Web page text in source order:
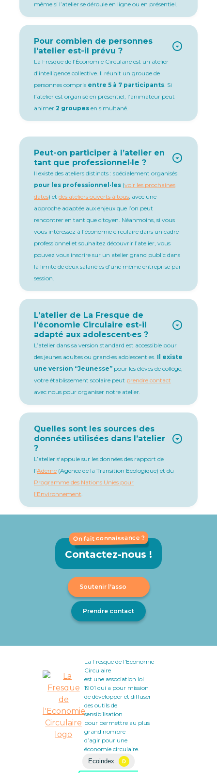
même si l’atelier se déroule en ligne ou en présentiel.
Pour combien de personnes
l'atelier est-il prévu ?
La Fresque de l'Économie Circulaire est un atelier
d’intelligence collective. Il réunit un groupe de
personnes compris entre 5 à 7 participants. Si
l’atelier est organisé en présentiel, l’animateur peut
animer 2 groupes en simultané.
Peut-on participer à l’atelier en
tant que professionnel·le ?
Il existe des ateliers distincts : spécialement organisés
pour les professionnel·les (voir les prochaines
dates) et des ateliers ouverts à tous, avec une
approche adaptée aux enjeux que l’on peut
rencontrer en tant que citoyen. Néanmoins, si vous
vous intéressez à l’économie circulaire dans un cadre
professionnel et souhaitez découvrir l’atelier, vous
pouvez vous inscrire sur un atelier grand public dans
la limite de deux salarié·es d'une même entreprise par
session.
L’atelier de La Fresque de
l'économie Circulaire est-il
adapté aux adolescent·es ?
L’atelier dans sa version standard est accessible pour
des jeunes adultes ou grand·es adolescent·es. Il existe
une version “Jeunesse” pour les élèves de collège,
votre établissement scolaire peut prendre contact
avec nous pour organiser notre atelier.
Quelles sont les sources des
données utilisées dans l’atelier
?
L’atelier s‘appuie sur les données des rapport de
l’Ademe (Agence de la Transition Ecologique) et du
Programme des Nations Unies pour
l’Environnement.
Contactez-nous !
On fait connaissance ?
Prendre contact
Soutenir l'asso
La Fresque de l'Economie
Circulaire
est une association loi
1901 qui a pour mission
de développer et diffuser
des outils de
sensibilisation
pour permettre au plus
grand nombre
d’agir pour une
économie circulaire.